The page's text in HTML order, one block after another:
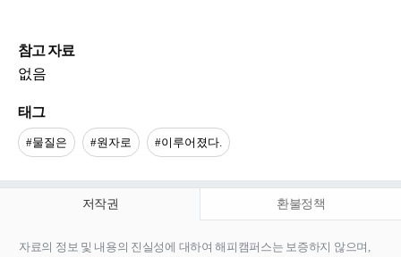
참고 자료
없음
태그
#물질은 #원자로 #이루어졌다.
저작권 환불정책
자료의 정보 및 내용의 진실성에 대하여 해피캠퍼스는 보증하지 않으며,